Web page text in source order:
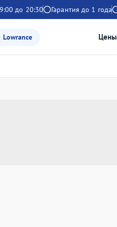
до 20:30 Гарантия до 1 года
Lowrance Цены